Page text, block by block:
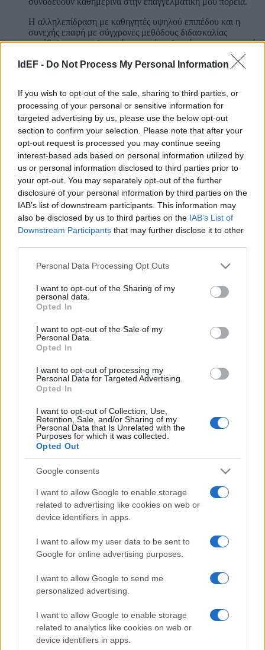
IdEF - Do Not Process My Personal Information
If you wish to opt-out of the sale, sharing to third parties, or
processing of your personal or sensitive information for
targeted advertising by us, please use the below opt-out
section to confirm your selection. Please note that after your
opt-out request is processed you may continue seeing
interest-based ads based on personal information utilized by
us or personal information disclosed to third parties prior to
your opt-out. You may separately opt-out of the further
disclosure of your personal information by third parties on the
IAB’s list of downstream participants. This information may
also be disclosed by us to third parties on the IAB’s List of
Downstream Participants that may further disclose it to other
Please note that this website/app uses one or more Google
not limited to your visit or usage behaviour. You may click to
grant or deny consent to Google and its third-party tags to
use your data for below specified purposes in below Google
consent section.
Personal Data Processing Opt Outs
I want to opt-out of the Sharing of my
personal data.
Opted In
I want to opt-out of the Sale of my
Personal Data.
Opted In
I want to opt-out of processing my
Personal Data for Targeted Advertising.
Opted In
I want to opt-out of Collection, Use,
Retention, Sale, and/or Sharing of my
Personal Data that Is Unrelated with the
Purposes for which it was collected.
Opted Out
Google consents
I want to allow Google to enable storage
related to advertising like cookies on web or
device identifiers in apps.
I want to allow my user data to be sent to
Google for online advertising purposes.
I want to allow Google to send me
personalized advertising.
I want to allow Google to enable storage
related to analytics like cookies on web or
device identifiers in apps.
Η αλληλεπίδραση με καθηγητές υψηλού επιπέδου και η
συνεχής επαφή με σύγχρονες μεθόδους διδασκαλίας
συνέβαλαν στην ολιστική μου ανάπτυξη, τόσο επιστημονικά
αυτό, έχω την ευκαιρία να βοηθώ ανθρώπους κάθε ηλικίας
να βελτιώσουν τη φυσική τους κατάσταση, να ανακαλύψουν
τη χαρά της άσκησης και να αποκτήσουν μια πιο υγιεινή και
ισορροπημένη καθημερινότητα.
Ο στόχος μου είναι να συνεχίσω να εξελίσσομαι, να
προσφέρω ποιοτικές υπηρεσίες στον χώρο του fitness και να
δημιουργήσω ένα περιβάλλον που θα εμπνέει τους
ασκούμενους να ξεπερνούν τα όριά τους. Παράλληλα,
φιλοδοξώ να εμπλουτίσω την επαγγελματική μου πορεία με
νέες συνεργασίες και καινοτόμες προσεγγίσεις στην
προπόνηση και την υγεία.
Το IdEF αποτέλεσε για μένα το πρώτο και πιο ουσιαστικό
Πάρης Μουρουνάκης
Εγγραφείτε στο newsletter του IdEF
Όλα όσα πρέπει να γνωρίζετε για σπουδές Νομικής, Φυσικής
Αγωγής, Οικονομικών & Διοίκησης – απευθείας στο inbox σας
Διεύθυνση Email
Επικοινωνήστε μαζί μας
Ακολουθήστε μας στα social media
Κηφισίας 125-127, 11524 Αθήνα Σταθμός μετρό ΠΑΝΟΡΜΟΥ